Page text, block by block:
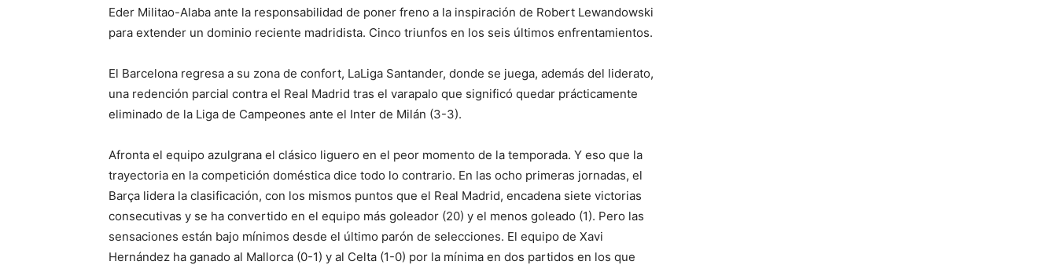
Eder Militao-Alaba ante la responsabilidad de poner freno a la inspiración de Robert Lewandowski
para extender un dominio reciente madridista. Cinco triunfos en los seis últimos enfrentamientos.
El Barcelona regresa a su zona de confort, LaLiga Santander, donde se juega, además del liderato,
una redención parcial contra el Real Madrid tras el varapalo que significó quedar prácticamente
eliminado de la Liga de Campeones ante el Inter de Milán (3-3).
Afronta el equipo azulgrana el clásico liguero en el peor momento de la temporada. Y eso que la
trayectoria en la competición doméstica dice todo lo contrario. En las ocho primeras jornadas, el
Barça lidera la clasificación, con los mismos puntos que el Real Madrid, encadena siete victorias
consecutivas y se ha convertido en el equipo más goleador (20) y el menos goleado (1). Pero las
sensaciones están bajo mínimos desde el último parón de selecciones. El equipo de Xavi
Hernández ha ganado al Mallorca (0-1) y al Celta (1-0) por la mínima en dos partidos en los que